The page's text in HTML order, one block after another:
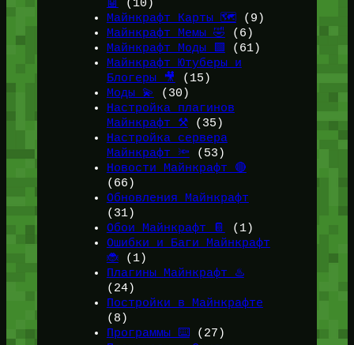
🤖
(10)
Майнкрафт Карты 🗺️(9)
Майнкрафт Мемы 🤣 (6)
Майнкрафт Моды 🟩 (61)
Майнкрафт Ютуберы и
Блогеры 🎥
(15)
Моды 💫
(30)
Настройка плагинов
Майнкрафт ⚒️(35)
Настройка сервера
Майнкрафт 🔦 (53)
Новости Майнкрафт 🔴
(66)
Обновления Майнкрафт
(31)
Обои Майнкрафт 📔
(1)
Ошибки и Баги Майнкрафт
🐞(1)
Плагины Майнкрафт ♨️
(24)
Постройки в Майнкрафте
(8)
Программы ⌨️(27)